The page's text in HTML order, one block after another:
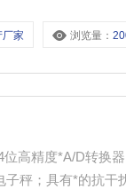
厂家 浏览量：
高精度*A/D转换
秤；具有*的抗干